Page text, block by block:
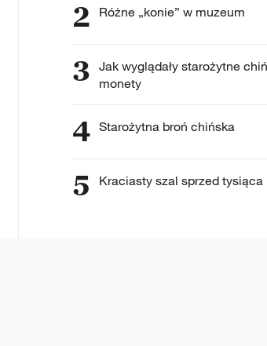
2 Różne „konie” w muzeum
3 Jak wyglądały starożytne
monety
4 Starożytna broń chińska
5 Kraciasty szal sprzed tysiąca